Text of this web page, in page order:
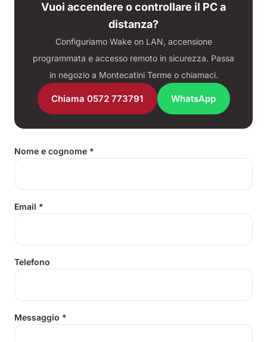
Vuoi accendere o controllare il PC a
distanza?
Configuriamo Wake on LAN, accensione
programmata e accesso remoto in sicurezza. Passa
in negozio a Montecatini Terme o chiamaci.
Chiama 0572 773791 WhatsApp
Nome e cognome *
Email *
Telefono
Messaggio *